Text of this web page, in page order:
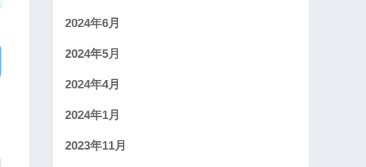
2024年6月
2024年5月
2024年4月
2024年1月
2023年11月